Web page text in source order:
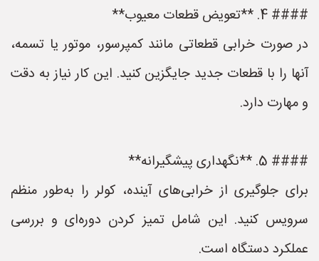
#### 4. **تعویض قطعات معیوب**
در صورت خرابی قطعاتی مانند کمپرسور، موتور یا تسمه،
آنها را با قطعات جدید جایگزین کنید. این کار نیاز به دقت
و مهارت دارد.
#### 5. **نگهداری پیشگیرانه**
برای جلوگیری از خرابی‌های آینده، کولر را به‌طور منظم
سرویس کنید. این شامل تمیز کردن دوره‌ای و بررسی
عملکرد دستگاه است.